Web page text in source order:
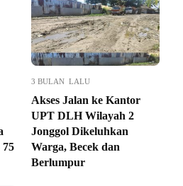
3 BULAN LALU
Akses Jalan ke Kantor
UPT DLH Wilayah 2
Jonggol Dikeluhkan
Warga, Becek dan
Berlumpur